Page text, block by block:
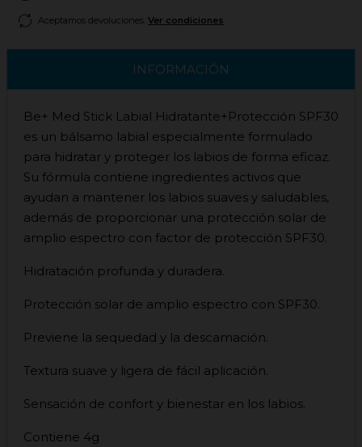
Aceptamos devoluciones. Ver condiciones
INFORMACIÓN
Be+ Med Stick Labial Hidratante+Protección SPF30
es un bálsamo labial especialmente formulado
para hidratar y proteger los labios de forma eficaz.
Su fórmula contiene ingredientes activos que
ayudan a mantener los labios suaves y saludables,
además de proporcionar una protección solar de
amplio espectro con factor de protección SPF30.
Hidratación profunda y duradera.
Protección solar de amplio espectro con SPF30.
Previene la sequedad y la descamación.
Textura suave y ligera de fácil aplicación.
Sensación de confort y bienestar en los labios.
Contiene 4g